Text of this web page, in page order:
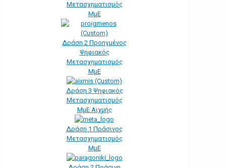
Μετασχηματισμός
ΜμΕ
Δράση 2 Προηγμένος
Ψηφιακός
Μετασχηματισμός
ΜμΕ
Δράση 3 Ψηφιακός
Μετασχηματισμός
ΜμΕ Αιχμής
Δράση 1 Πράσινος
Μετασχηματισμός
ΜμΕ